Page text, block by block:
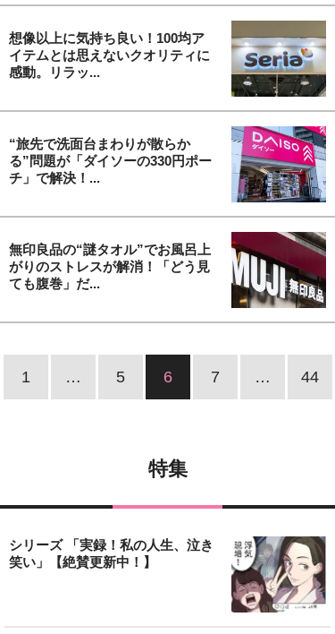
想像以上に気持ち良い！100均ア
イテムとは思えないクオリティに
感動。リラッ...
“旅先で洗面台まわりが散らか
る”問題が「ダイソーの330円ポー
チ」で解決！...
無印良品の“謎タオル”でお風呂上
がりのストレスが解消！「どう見
ても腹巻」だ...
1 … 5 6 7 … 44
特集
シリーズ 「実録！私の人生、泣き
笑い」【絶賛更新中！】